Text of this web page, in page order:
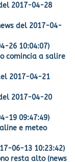
2017-04-28
del 2017-04-
26 10:04:07)
comincia a salire
2017-04-21
2017-04-20
19 09:47:49)
e meteo
06-13 10:23:42)
resta alto (news